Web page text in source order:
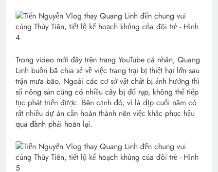
Trong video mới đây trên trang YouTube cá nhân, Quang
Linh buồn bã chia sẻ về việc trang trại bị thiệt hại lớn sau
trận mưa bão. Ngoài các cơ sở vật chất bị ảnh hưởng thì
số nông sản cũng có nhiều cây bị đổ rạp, không thể tiếp
tục phát triển được. Bên cạnh đó, vì là dịp cuối năm có
rất nhiều dự án cần hoàn thành nên việc khắc phục hậu
quả đành phải hoãn lại.